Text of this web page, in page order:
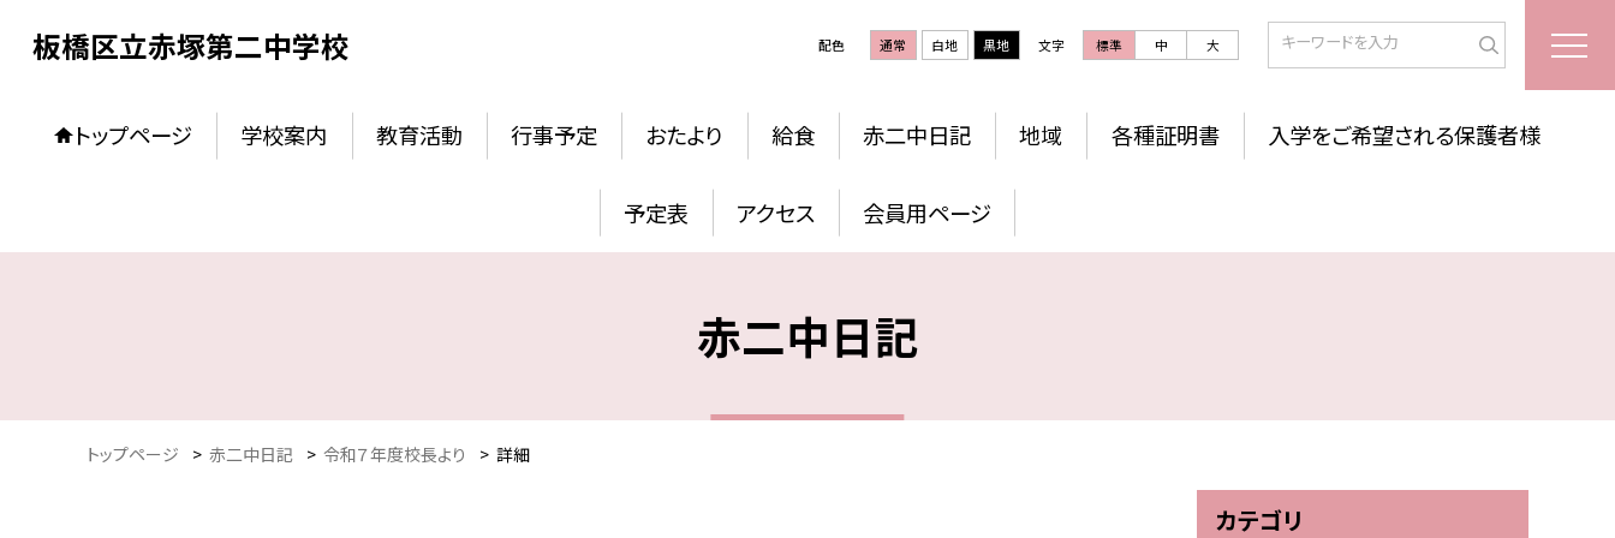
板橋区立赤塚第二中学校 配色 通常 白地 黒地 文字 標準 中 大
トップページ 学校案内 教育活動 行事予定 おたより 給食 赤二中日記 地域 各種証明書 入学をご希望される保護者様
予定表 アクセス 会員用ページ
赤二中日記
トップページ > 赤二中日記 > 令和７年度校長より > 詳細
カテゴリ